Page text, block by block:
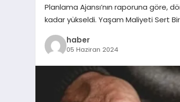
Planlama Ajansı’nın raporuna göre,
kadar yükseldi. Yaşam Maliyeti Sert
haber
05 Haziran 2024